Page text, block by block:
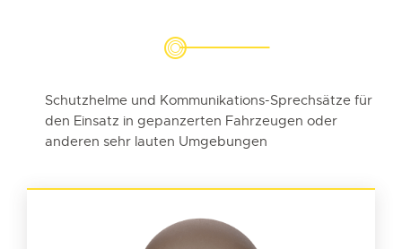
Schutzhelme und Kommunikations-Sprechsätze für
den Einsatz in gepanzerten Fahrzeugen oder
anderen sehr lauten Umgebungen